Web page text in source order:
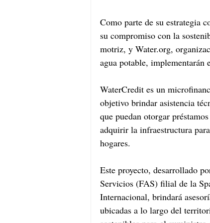
Como parte de su estrategia
su compromiso con la
motriz, y Water.org,
agua potable,
WaterCredit es un
objetivo brindar asistencia
que puedan otorgar
adquirir la infraestructura
hogares.
Este proyecto, desarrollado
Servicios (FAS) filial de la
Internacional, brindará
ubicadas a lo largo del